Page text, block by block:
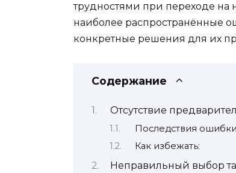
трудностями при переходе на
наиболее распространённые
конкретные решения для их
Содержание
Отсутствие
Последствия
Как избежать:
Неправильный выбор